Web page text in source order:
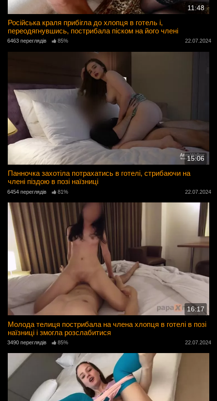
11:48
Російська краля прибігла до хлопця в готель і,
переодягнувшись, пострибала піском на його члені
6463 переглядів 85% 22.07.2024
15:06
Панночка захотіла потрахатись в готелі, стрибаючи на
члені піздою в позі наїзниці
6454 переглядів 81% 22.07.2024
16:17
Молода телиця пострибала на члена хлопця в готелі в позі
наїзниці і змогла розслабитися
3490 переглядів 85% 22.07.2024